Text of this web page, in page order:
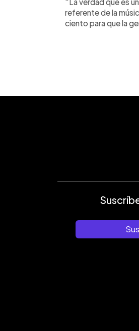
referente de la
ciento para que la